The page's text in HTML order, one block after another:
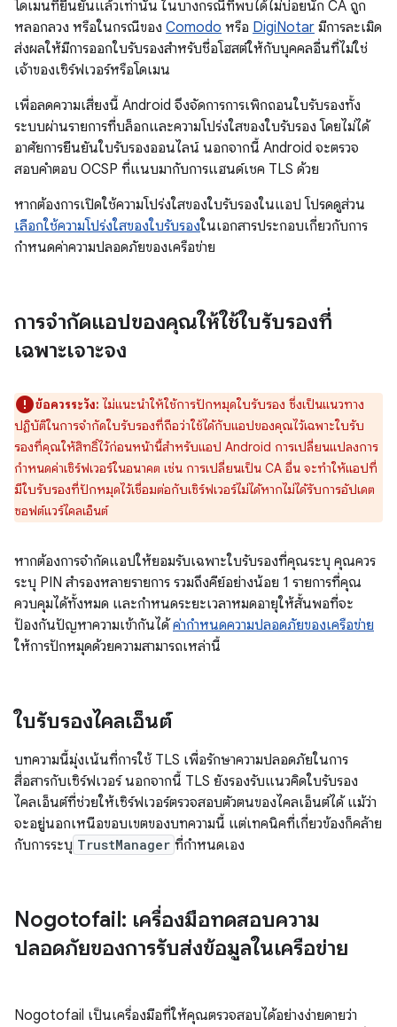
โดเมนที่ยืนยันแล้วเท่านั้น ในบางกรณีที่พบได้ไม่บ่อยนัก CA ถูก
หลอกลวง หรือในกรณีของ Comodo หรือ DigiNotar มีการละเมิด
ส่งผลให้มีการออกใบรับรองสำหรับชื่อโฮสต์ให้กับบุคคลอื่นที่ไม่ใช่
เจ้าของเซิร์ฟเวอร์หรือโดเมน
เพื่อลดความเสี่ยงนี้ Android จึงจัดการการเพิกถอนใบรับรองทั้ง
ระบบผ่านรายการที่บล็อกและความโปร่งใสของใบรับรอง โดยไม่ได้
อาศัยการยืนยันใบรับรองออนไลน์ นอกจากนี้ Android จะตรวจ
สอบคำตอบ OCSP ที่แนบมากับการแฮนด์เชค TLS ด้วย
หากต้องการเปิดใช้ความโปร่งใสของใบรับรองในแอป โปรดดูส่วน
เลือกใช้ความโปร่งใสของใบรับรองในเอกสารประกอบเกี่ยวกับการ
กำหนดค่าความปลอดภัยของเครือข่าย
การจำกัดแอปของคุณให้ใช้ใบรับรองที่
เฉพาะเจาะจง
ข้อควรระวัง: ไม่แนะนำให้ใช้การปักหมุดใบรับรอง ซึ่งเป็นแนวทาง
ปฏิบัติในการจำกัดใบรับรองที่ถือว่าใช้ได้กับแอปของคุณไว้เฉพาะใบรับ
รองที่คุณให้สิทธิ์ไว้ก่อนหน้านี้สำหรับแอป Android การเปลี่ยนแปลงการ
กำหนดค่าเซิร์ฟเวอร์ในอนาคต เช่น การเปลี่ยนเป็น CA อื่น จะทำให้แอปที่
มีใบรับรองที่ปักหมุดไว้เชื่อมต่อกับเซิร์ฟเวอร์ไม่ได้หากไม่ได้รับการอัปเดต
ซอฟต์แวร์ไคลเอ็นต์
หากต้องการจํากัดแอปให้ยอมรับเฉพาะใบรับรองที่คุณระบุ คุณควร
ระบุ PIN สำรองหลายรายการ รวมถึงคีย์อย่างน้อย 1 รายการที่คุณ
ควบคุมได้ทั้งหมด และกำหนดระยะเวลาหมดอายุให้สั้นพอที่จะ
ป้องกันปัญหาความเข้ากันได้ค่ากําหนดความปลอดภัยของเครือข่าย
ให้การปักหมุดด้วยความสามารถเหล่านี้
ใบรับรองไคลเอ็นต์
บทความนี้มุ่งเน้นที่การใช้ TLS เพื่อรักษาความปลอดภัยในการ
สื่อสารกับเซิร์ฟเวอร์ นอกจากนี้ TLS ยังรองรับแนวคิดใบรับรอง
ไคลเอ็นต์ที่ช่วยให้เซิร์ฟเวอร์ตรวจสอบตัวตนของไคลเอ็นต์ได้ แม้ว่า
จะอยู่นอกเหนือขอบเขตของบทความนี้ แต่เทคนิคที่เกี่ยวข้องก็คล้าย
กับการระบุ TrustManager ที่กำหนดเอง
Nogotofail: เครื่องมือทดสอบความ
ปลอดภัยของการรับส่งข้อมูลในเครือข่าย
Nogotofail เป็นเครื่องมือที่ให้คุณตรวจสอบได้อย่างง่ายดายว่า